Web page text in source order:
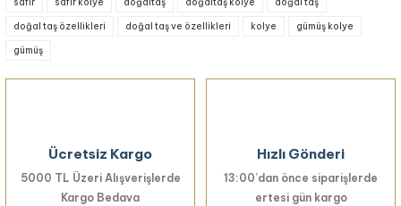
Görüş ve önerileriniz için teşekkür ederiz.
Ürün resmi kalitesiz, bozuk veya görüntülenemiyor.
Ürün açıklamasında eksik bilgiler bulunuyor.
Bu ürüne benzer farklı alternatifler olmalı.
safir
safir kolye doğaltaş doğaltaş kolye doğal taş
doğal taş özellikleri doğal taş ve özellikleri kolye gümüş kolye
gümüş
Ücretsiz Kargo
5000 TL Üzeri Alışverişlerde
Kargo Bedava
Hızlı Gönderi
13:00’dan önce siparişlerde
ertesi gün kargo